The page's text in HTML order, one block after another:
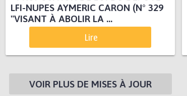
LFI-NUPES AYMERIC CARON (N° 329
"VISANT À ABOLIR LA ...
Lire
VOIR PLUS DE MISES À JOUR